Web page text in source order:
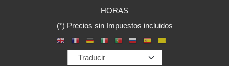
HORAS
(*) Precios sin Impuestos incluidos